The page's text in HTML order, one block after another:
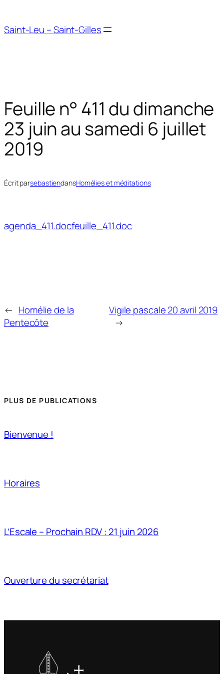
contenu
Saint-Leu – Saint-Gilles
Feuille n° 411 du dimanche
23 juin au samedi 6 juillet
2019
Écrit parsebastiendansHomélies et méditations
agenda_411.docfeuille_411.doc
← Homélie de la
Pentecôte
Vigile pascale 20 avril 2019
→
PLUS DE PUBLICATIONS
Bienvenue !
Horaires
L’Escale – Prochain RDV : 21 juin 2026
Ouverture du secrétariat